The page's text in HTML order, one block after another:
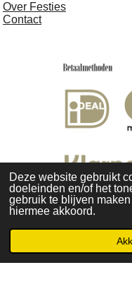
Deze website gebruikt
doeleinden en/of het
gebruik te blijven
hiermee akkoord.
Over Festies
Contact
n
© 2020 - 2025 Festies